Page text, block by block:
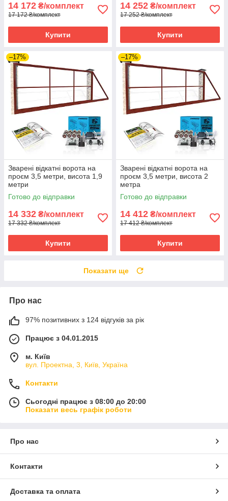
14 172 ₴/комплект
17 172 ₴/комплект
Купити
14 252 ₴/комплект
17 252 ₴/комплект
Купити
–17%
Зварені відкатні ворота на
проєм 3,5 метри, висота 1,9
метри
Готово до відправки
14 332 ₴/комплект
17 332 ₴/комплект
Купити
–17%
Зварені відкатні ворота на
проєм 3,5 метри, висота 2
метра
Готово до відправки
14 412 ₴/комплект
17 412 ₴/комплект
Купити
Показати ще
Про нас
97% позитивних з 124 відгуків за рік
Працює з 04.01.2015
м. Київ
вул. Проектна, 3, Київ, Україна
Контакти
Сьогодні працює з 08:00 до 20:00
Показати весь графік роботи
Про нас
Контакти
Доставка та оплата